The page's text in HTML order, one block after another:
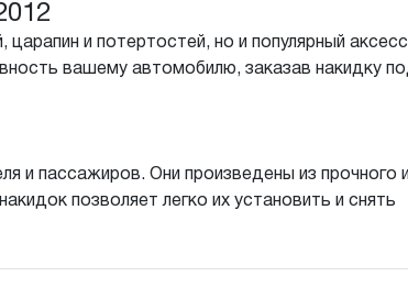
и потертостей, но и популярный
вашему автомобилю, заказав накидку
и пассажиров. Они произведены из прочного и
позволяет легко их установить и снять